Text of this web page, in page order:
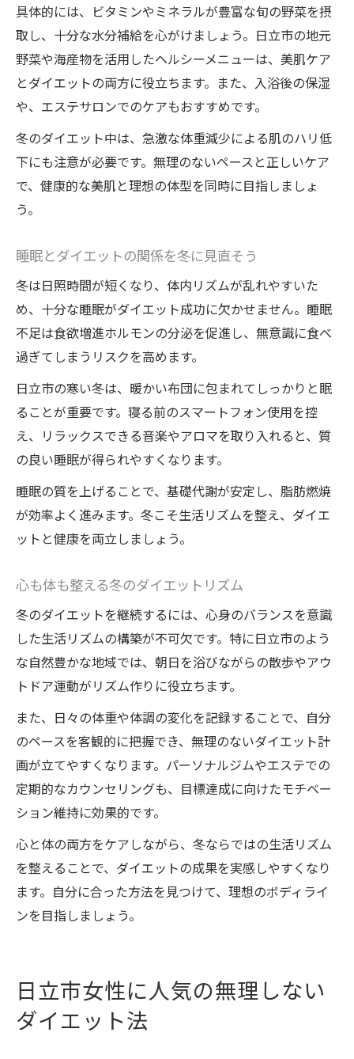
具体的には、ビタミンやミネラルが豊富な旬の野菜を摂
取し、十分な水分補給を心がけましょう。日立市の地元
野菜や海産物を活用したヘルシーメニューは、美肌ケア
とダイエットの両方に役立ちます。また、入浴後の保湿
や、エステサロンでのケアもおすすめです。
冬のダイエット中は、急激な体重減少による肌のハリ低
下にも注意が必要です。無理のないペースと正しいケア
で、健康的な美肌と理想の体型を同時に目指しましょ
う。
睡眠とダイエットの関係を冬に見直そう
冬は日照時間が短くなり、体内リズムが乱れやすいた
め、十分な睡眠がダイエット成功に欠かせません。睡眠
不足は食欲増進ホルモンの分泌を促進し、無意識に食べ
過ぎてしまうリスクを高めます。
日立市の寒い冬は、暖かい布団に包まれてしっかりと眠
ることが重要です。寝る前のスマートフォン使用を控
え、リラックスできる音楽やアロマを取り入れると、質
の良い睡眠が得られやすくなります。
睡眠の質を上げることで、基礎代謝が安定し、脂肪燃焼
が効率よく進みます。冬こそ生活リズムを整え、ダイエ
ットと健康を両立しましょう。
心も体も整える冬のダイエットリズム
冬のダイエットを継続するには、心身のバランスを意識
した生活リズムの構築が不可欠です。特に日立市のよう
な自然豊かな地域では、朝日を浴びながらの散歩やアウ
トドア運動がリズム作りに役立ちます。
また、日々の体重や体調の変化を記録することで、自分
のペースを客観的に把握でき、無理のないダイエット計
画が立てやすくなります。パーソナルジムやエステでの
定期的なカウンセリングも、目標達成に向けたモチベー
ション維持に効果的です。
心と体の両方をケアしながら、冬ならではの生活リズム
を整えることで、ダイエットの成果を実感しやすくなり
ます。自分に合った方法を見つけて、理想のボディライ
ンを目指しましょう。
日立市女性に人気の無理しない
ダイエット法